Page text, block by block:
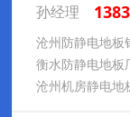
孙经理
沧州防静电地板
衡水防静电地板
沧州机房静电地